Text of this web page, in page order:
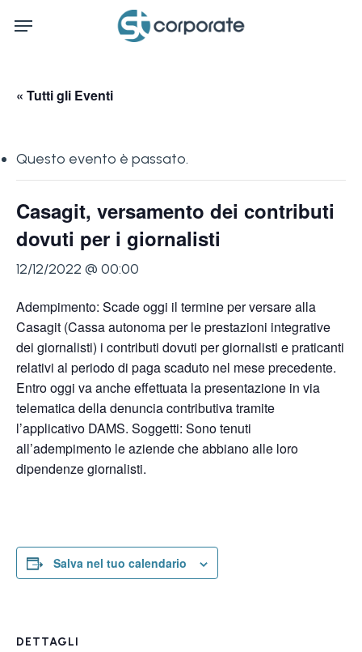
Menu
« Tutti gli Eventi
Questo evento è passato.
Casagit, versamento dei contributi
dovuti per i giornalisti
12/12/2022 @ 00:00
Adempimento: Scade oggi il termine per versare alla
Casagit (Cassa autonoma per le prestazioni integrative
dei giornalisti) i contributi dovuti per giornalisti e praticanti
relativi al periodo di paga scaduto nel mese precedente.
Entro oggi va anche effettuata la presentazione in via
telematica della denuncia contributiva tramite
l’applicativo DAMS. Soggetti: Sono tenuti
all’adempimento le aziende che abbiano alle loro
dipendenze giornalisti.
Salva nel tuo calendario
DETTAGLI